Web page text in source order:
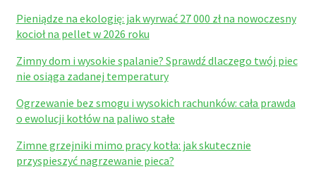
Pieniądze na ekologię: jak wyrwać 27 000 zł na nowoczesny
kocioł na pellet w 2026 roku
Zimny dom i wysokie spalanie? Sprawdź dlaczego twój piec
nie osiąga zadanej temperatury
Ogrzewanie bez smogu i wysokich rachunków: cała prawda
o ewolucji kotłów na paliwo stałe
Zimne grzejniki mimo pracy kotła: jak skutecznie
przyspieszyć nagrzewanie pieca?